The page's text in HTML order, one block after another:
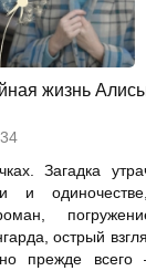
жизнь
Загадка
и
роман,
острый
прежде